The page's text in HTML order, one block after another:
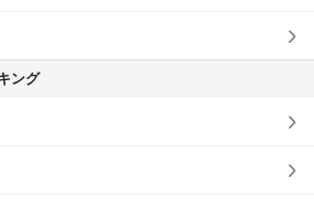
ング